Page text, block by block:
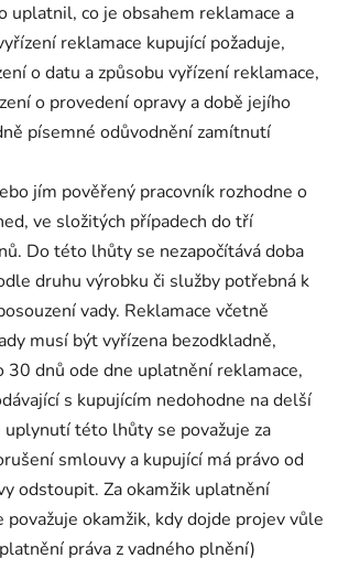
uplatnil, co je obsahem reklamace a
reklamace kupující požaduje,
o datu a způsobu vyřízení reklamace,
o provedení opravy a době jejího
písemné odůvodnění zamítnutí
jím pověřený pracovník rozhodne o
ve složitých případech do tří
Do této lhůty se nezapočítává doba
druhu výrobku či služby potřebná k
vady. Reklamace včetně
musí být vyřízena bezodkladně,
30 dnů ode dne uplatnění reklamace,
s kupujícím nedohodne na delší
této lhůty se považuje za
smlouvy a kupující má právo od
odstoupit. Za okamžik uplatnění
považuje okamžik, kdy dojde projev vůle
práva z vadného plnění)